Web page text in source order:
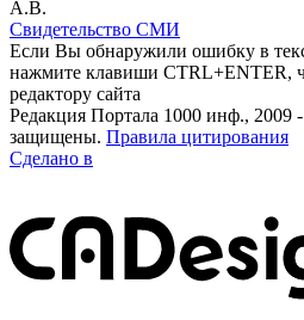
А.В.
Свидетельство СМИ
Если Вы обнаружили ошибку в
нажмите клавиши CTRL+ENTER,
редактору сайта
Редакция Портала 1000 инф., 2009
защищены. Правила цитирования
Сделано в